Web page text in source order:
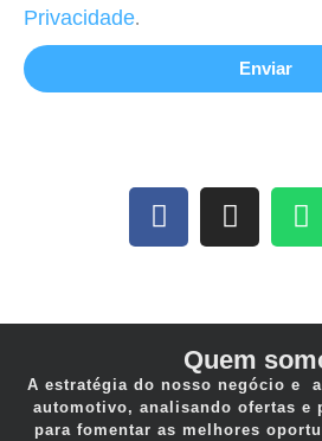
Privacidade.
Enviar
Quem
A estratégia do nosso negócio e
automotivo, analisando ofertas e
para fomentar as melhores